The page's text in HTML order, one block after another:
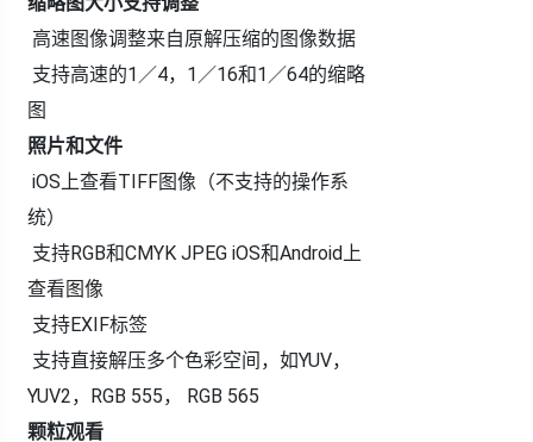
高速图像调整来自原解压缩的图像数据
支持高速的1／4，1／16和1／64的缩略
图
照片和文件
iOS上查看TIFF图像（不支持的操作系
统）
支持RGB和CMYK JPEG iOS和Android上
查看图像
支持EXIF标签
支持直接解压多个色彩空间，如YUV，
YUV2，RGB 555， RGB 565
颗粒观看